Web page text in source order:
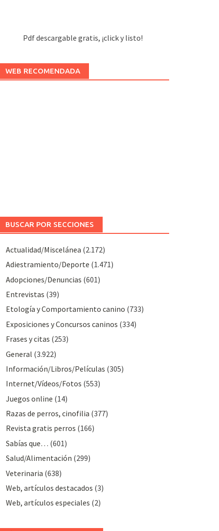
Pdf descargable gratis, ¡click y listo!
WEB RECOMENDADA
BUSCAR POR SECCIONES
Actualidad/Miscelánea (2.172)
Adiestramiento/Deporte (1.471)
Adopciones/Denuncias (601)
Entrevistas (39)
Etología y Comportamiento canino (733)
Exposiciones y Concursos caninos (334)
Frases y citas (253)
General (3.922)
Información/Libros/Películas (305)
Internet/Vídeos/Fotos (553)
Juegos online (14)
Razas de perros, cinofilia (377)
Revista gratis perros (166)
Sabías que… (601)
Salud/Alimentación (299)
Veterinaria (638)
Web, artículos destacados (3)
Web, artículos especiales (2)